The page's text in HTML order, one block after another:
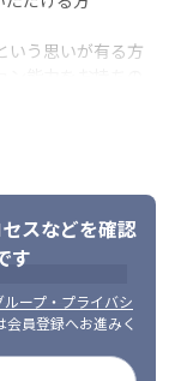
いう思いが有る方
スなどを確認
す
ループ・プライバシ
員登録へお進みく